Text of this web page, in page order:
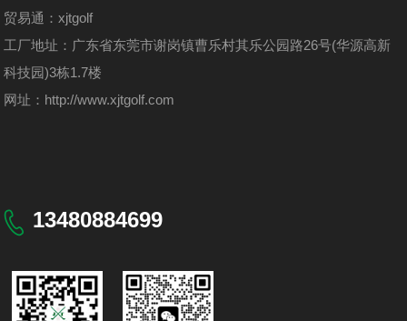
贸易通：xjtgolf
工厂地址：广东省东莞市谢岗镇曹乐村其乐公园路26号(华源高新
科技园)3栋1.7楼
网址： http://www.xjtgolf.com
13480884699